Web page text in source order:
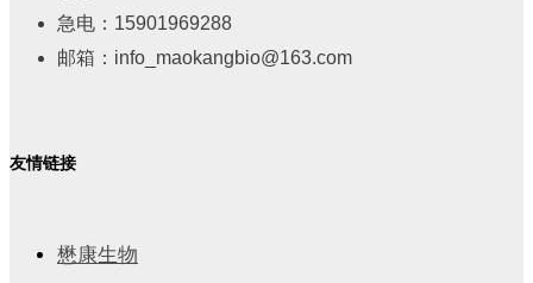
急电：15901969288
邮箱：info_maokangbio@163.com
友情链接
懋康生物